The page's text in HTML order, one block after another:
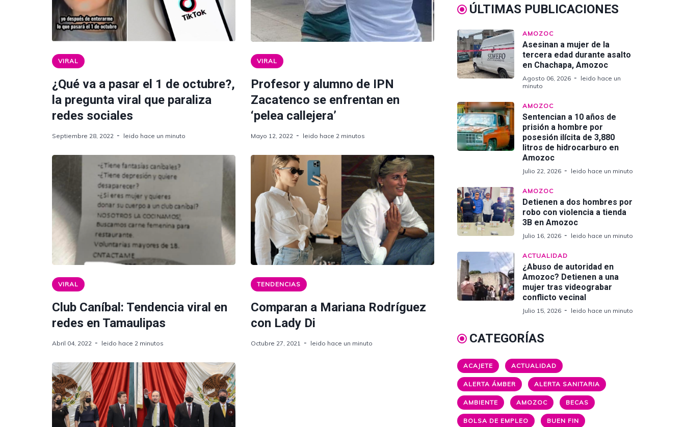
VIRAL
¿Qué va a pasar el 1 de octubre?,
la pregunta viral que paraliza
redes sociales
Septiembre 28, 2022 leido hace un minuto
VIRAL
Profesor y alumno de IPN
Zacatenco se enfrentan en
‘pelea callejera’
Mayo 12, 2022 leido hace 2 minutos
VIRAL
Club Caníbal: Tendencia viral en
redes en Tamaulipas
Abril 04, 2022 leido hace 2 minutos
TENDENCIAS
Comparan a Mariana Rodríguez
con Lady Di
Octubre 27, 2021 leido hace un minuto
ÚLTIMAS PUBLICACIONES
AMOZOC
Asesinan a mujer de la
tercera edad durante asalto
en Chachapa, Amozoc
Agosto 06, 2026
leido hace un
minuto
AMOZOC
Sentencian a 10 años de
prisión a hombre por
posesión ilícita de 3,880
litros de hidrocarburo en
Amozoc
Julio 22, 2026 leido hace un minuto
AMOZOC
Detienen a dos hombres por
robo con violencia a tienda
3B en Amozoc
Julio 16, 2026 leido hace un minuto
ACTUALIDAD
¿Abuso de autoridad en
Amozoc? Detienen a una
mujer tras videograbar
conflicto vecinal
Julio 15, 2026 leido hace un minuto
CATEGORÍAS
ACAJETE ACTUALIDAD
ALERTA ÁMBER ALERTA SANITARIA
AMBIENTE AMOZOC BECAS
BOLSA DE EMPLEO BUEN FIN